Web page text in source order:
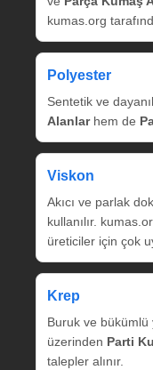
kumas.org
Polyester
Sentetik ve
Alanlarhem de
Viskon
Akıcı ve parlak
kullanılır.
üreticiler için çok
Krep
Buruk ve bükümlü
üzerinden Parti
talepler alınır.